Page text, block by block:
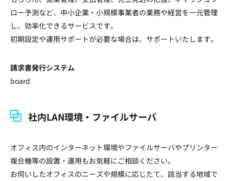
ロー予測など、中小企業・小規模事業者の業務や経営を一元管理
し、効率化できるサービスです。
初期設定や運用サポートが必要な場合は、サポートいたします。
請求書発行システム
board
社内LAN環境・ファイルサーバ
オフィス内のインターネット環境やファイルサーバやプリンター
複合機等の設置・運用もお気軽にご相談ください。
お伺いしたオフィスのニーズや規模に応じたて、該当する地域で